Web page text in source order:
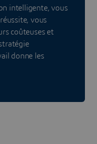
intelligente, vous
vous
coûteuses et
donne les